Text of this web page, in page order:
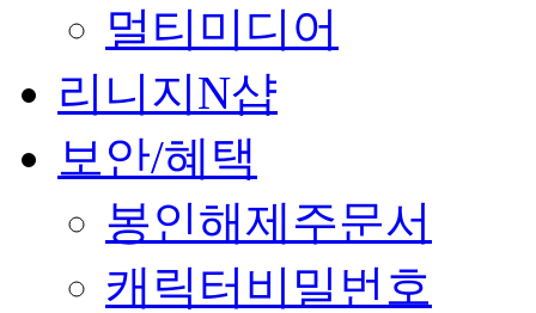
멀티미디어
리니지N샵
보안/혜택
봉인해제주문서
캐릭터비밀번호